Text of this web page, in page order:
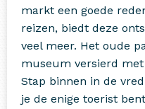
markt een goede
reizen, biedt deze
veel meer. Het oude
museum versierd
Stap binnen in de
je de enige toerist